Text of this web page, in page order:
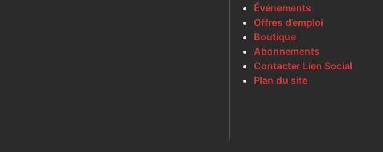
Événements
Offres d’emploi
Boutique
Abonnements
Contacter Lien Social
Plan du site